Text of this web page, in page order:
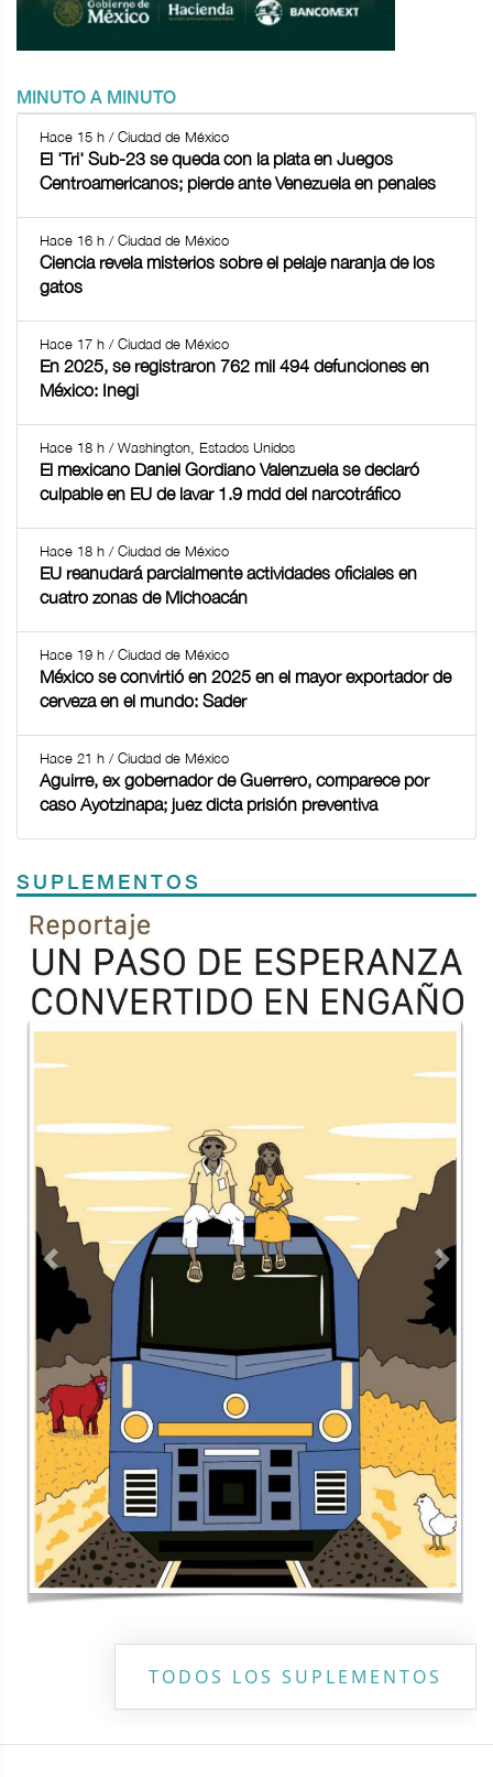
MINUTO A MINUTO
Hace 15 h / Ciudad de México
El 'Tri' Sub-23 se queda con la plata en Juegos
Centroamericanos; pierde ante Venezuela en penales
Hace 16 h / Ciudad de México
Ciencia revela misterios sobre el pelaje naranja de los
gatos
Hace 17 h / Ciudad de México
En 2025, se registraron 762 mil 494 defunciones en
México: Inegi
Hace 18 h / Washington, Estados Unidos
El mexicano Daniel Gordiano Valenzuela se declaró
culpable en EU de lavar 1.9 mdd del narcotráfico
Hace 18 h / Ciudad de México
EU reanudará parcialmente actividades oficiales en
cuatro zonas de Michoacán
Hace 19 h / Ciudad de México
México se convirtió en 2025 en el mayor exportador de
cerveza en el mundo: Sader
Hace 21 h / Ciudad de México
Aguirre, ex gobernador de Guerrero, comparece por
caso Ayotzinapa; juez dicta prisión preventiva
SUPLEMENTOS
Previous
TODOS LOS SUPLEMENTOS
Contacto Directorio Aviso de privacidad
Copyright ©2026 Todos los derechos reservados | La Jornada
Maya